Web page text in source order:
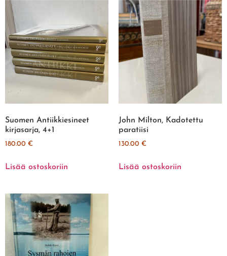
Suomen Antiikkiesineet
kirjasarja, 4+1
180.00 €
Lisää ostoskoriin
John Milton, Kadotettu
paratiisi
130.00 €
Lisää ostoskoriin